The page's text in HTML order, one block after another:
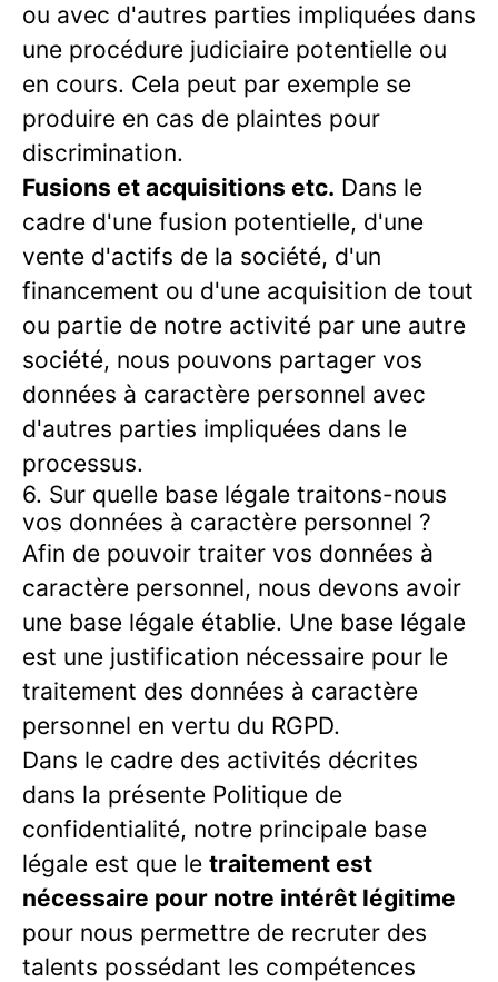
ou avec d'autres parties impliquées dans
une procédure judiciaire potentielle ou
en cours. Cela peut par exemple se
produire en cas de plaintes pour
discrimination.
Fusions et acquisitions etc. Dans le
cadre d'une fusion potentielle, d'une
vente d'actifs de la société, d'un
financement ou d'une acquisition de tout
ou partie de notre activité par une autre
société, nous pouvons partager vos
données à caractère personnel avec
d'autres parties impliquées dans le
processus.
6. Sur quelle base légale traitons-nous
vos données à caractère personnel ?
Afin de pouvoir traiter vos données à
caractère personnel, nous devons avoir
une base légale établie. Une base légale
est une justification nécessaire pour le
traitement des données à caractère
personnel en vertu du RGPD.
Dans le cadre des activités décrites
dans la présente Politique de
confidentialité, notre principale base
légale est que le traitement est
nécessaire pour notre intérêt légitime
pour nous permettre de recruter des
talents possédant les compétences